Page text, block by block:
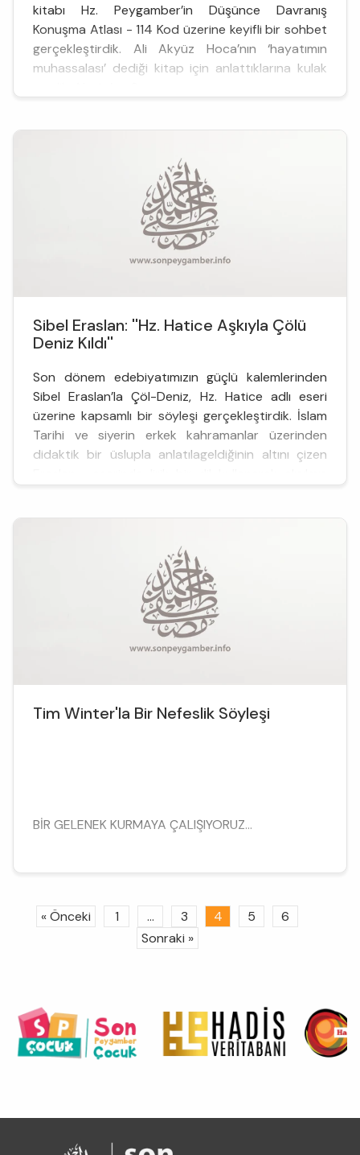
kitabı Hz. Peygamber’in Düşünce Davranış
Konuşma Atlası - 114 Kod üzerine keyifli bir sohbet
gerçekleştirdik. Ali Akyüz Hoca’nın ‘hayatımın
muhassalası’ dediği kitap için anlattıklarına kulak
Sibel Eraslan: ''Hz. Hatice Aşkıyla Çölü
Deniz Kıldı''
Son dönem edebiyatımızın güçlü kalemlerinden
Sibel Eraslan’la Çöl-Deniz, Hz. Hatice adlı eseri
üzerine kapsamlı bir söyleşi gerçekleştirdik. İslam
Tarihi ve siyerin erkek kahramanlar üzerinden
didaktik bir üslupla anlatılageldiğinin altını çizen
Tim Winter'la Bir Nefeslik Söyleşi
BİR GELENEK KURMAYA ÇALIŞIYORUZ...
« Önceki 1 ... 3 4 5
6
Sonraki »